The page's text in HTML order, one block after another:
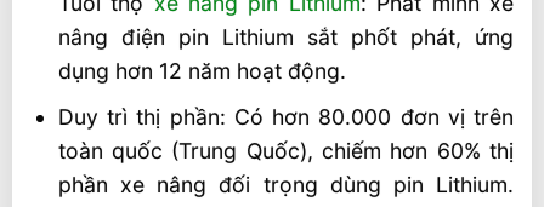
6000mm Tiêu Chuẩn BYD CPD50
Dịch vụ hậu mãi chính hãng BYD
Phục vụ kịp thời
Sửa chữa gấp
nâng điện pin Lithium sắt phốt phát, ứng
dụng hơn 12 năm hoạt động.
Duy trì thị phần: Có hơn 80.000 đơn vị trên
toàn quốc (Trung Quốc), chiếm hơn 60% thị
phần xe nâng đối trọng dùng pin Lithium.